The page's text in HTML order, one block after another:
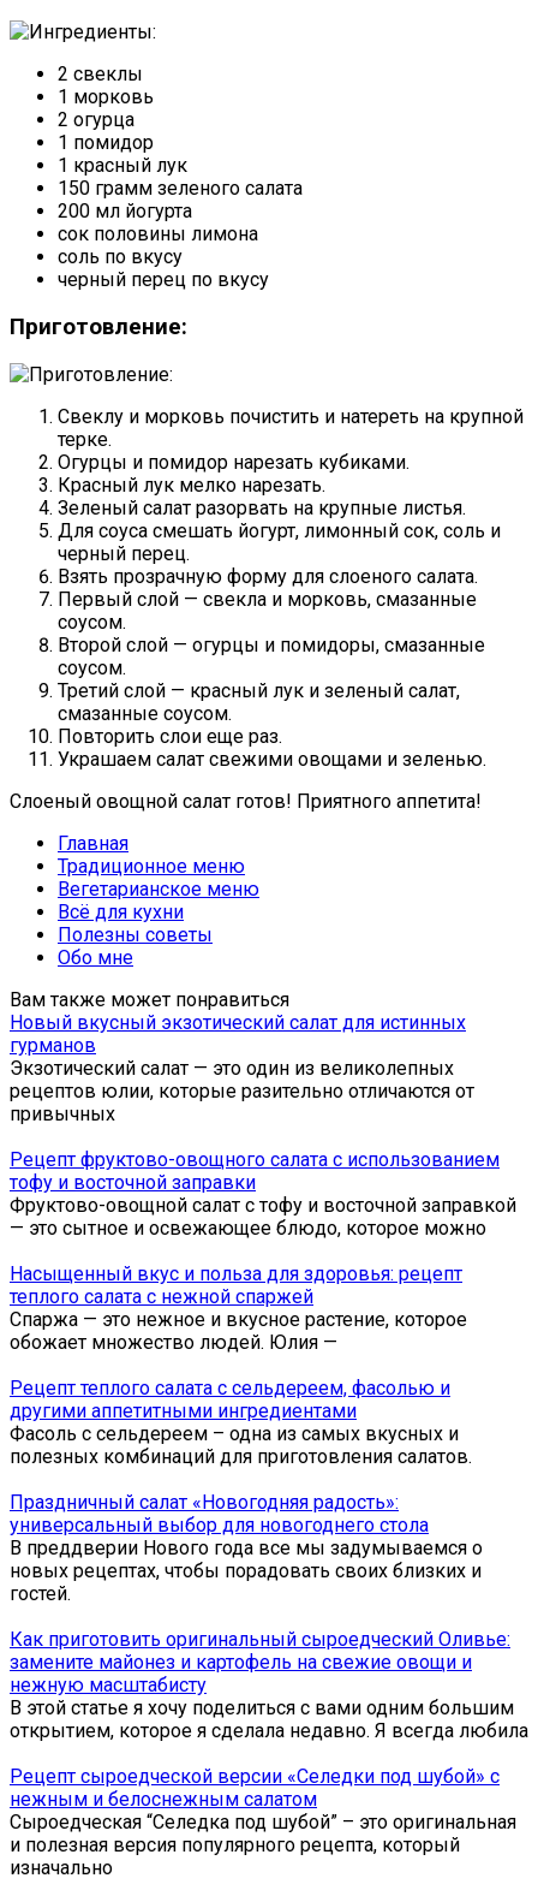
2 свеклы
1 морковь
2 огурца
1 помидор
1 красный лук
150 грамм зеленого салата
200 мл йогурта
сок половины лимона
соль по вкусу
черный перец по вкусу
Приготовление:
Свеклу и морковь почистить и натереть на крупной
терке.
Огурцы и помидор нарезать кубиками.
Красный лук мелко нарезать.
Зеленый салат разорвать на крупные листья.
Для соуса смешать йогурт, лимонный сок, соль и
черный перец.
Взять прозрачную форму для слоеного салата.
Первый слой — свекла и морковь, смазанные
соусом.
Второй слой — огурцы и помидоры, смазанные
соусом.
Третий слой — красный лук и зеленый салат,
смазанные соусом.
Повторить слои еще раз.
Украшаем салат свежими овощами и зеленью.
Слоеный овощной салат готов! Приятного аппетита!
Главная
Традиционное меню
Вегетарианское меню
Всё для кухни
Полезны советы
Обо мне
Вам также может понравиться
Новый вкусный экзотический салат для истинных
гурманов
Экзотический салат — это один из великолепных
рецептов юлии, которые разительно отличаются от
привычных
Рецепт фруктово-овощного салата с использованием
тофу и восточной заправки
Фруктово-овощной салат с тофу и восточной заправкой
— это сытное и освежающее блюдо, которое можно
Насыщенный вкус и польза для здоровья: рецепт
теплого салата с нежной спаржей
Спаржа — это нежное и вкусное растение, которое
обожает множество людей. Юлия —
Рецепт теплого салата с сельдереем, фасолью и
другими аппетитными ингредиентами
Фасоль с сельдереем – одна из самых вкусных и
полезных комбинаций для приготовления салатов.
Праздничный салат «Новогодняя радость»:
универсальный выбор для новогоднего стола
В преддверии Нового года все мы задумываемся о
новых рецептах, чтобы порадовать своих близких и
гостей.
Как приготовить оригинальный сыроедческий Оливье:
замените майонез и картофель на свежие овощи и
нежную масштабисту
В этой статье я хочу поделиться с вами одним большим
открытием, которое я сделала недавно. Я всегда любила
Рецепт сыроедческой версии «Селедки под шубой» с
нежным и белоснежным салатом
Сыроедческая “Селедка под шубой” – это оригинальная
и полезная версия популярного рецепта, который
изначально